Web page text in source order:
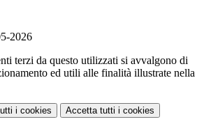
2026
terzi da questo utilizzati si avvalgono di
ed utili alle finalità illustrate nella
i cookies Accetta tutti i cookies